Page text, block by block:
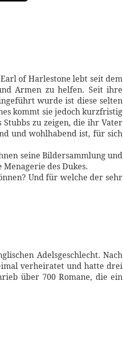
of Harlestone lebt seit dem
Armen zu helfen. Seit ihre
wurde ist diese selten
kommt sie jedoch kurzfristig
zu zeigen, die ihr Vater
und wohlhabend ist, für sich
seine Bildersammlung und
des Dukes.
Und für welche der sehr
Adelsgeschlecht. Nach
verheiratet und hatte drei
über 700 Romane, die ein